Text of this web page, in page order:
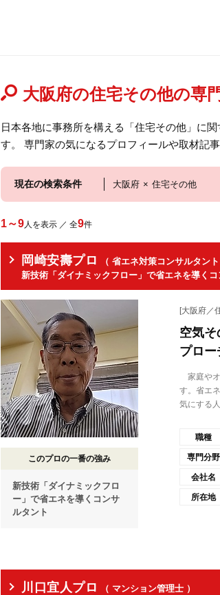
大阪府の住宅その他の専
日本各地に事務所を構える「住宅その他」に
す。 専門家の気になるプロフィールや取材記
現在の検索条件 大阪府 × 住宅その他
1～9人を表示 ／ 全9件
岡崎安壽プロ
（ 省エネ対策コンサルタント
新技術「ダイナミックフロー」で省エネを導くコ
このプロの一番の強み
新技術「ダイナミックフロ
ー」で省エネを導くコンサ
ルタント
[大阪府／
空気
プロー
家庭やオ
す。省エ
気にする
職種
専門分野
会社名
所在地
川口宜人プロ
（ マンション管理士 ）